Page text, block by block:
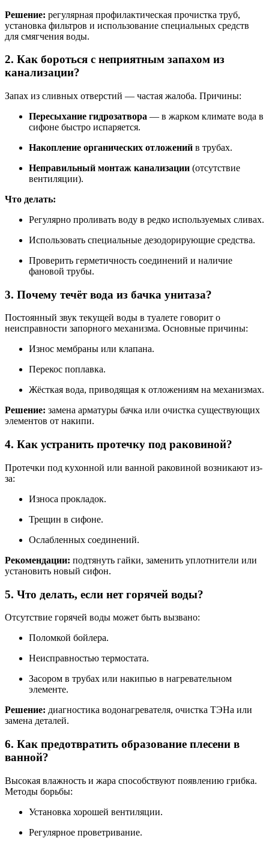
Решение: регулярная профилактическая прочистка труб,
установка фильтров и использование специальных средств
для смягчения воды.
2. Как бороться с неприятным запахом из
канализации?
Запах из сливных отверстий — частая жалоба. Причины:
Пересыхание гидрозатвора — в жарком климате вода в
сифоне быстро испаряется.
Накопление органических отложений в трубах.
Неправильный монтаж канализации (отсутствие
вентиляции).
Что делать:
Регулярно проливать воду в редко используемых сливах.
Использовать специальные дезодорирующие средства.
Проверить герметичность соединений и наличие
фановой трубы.
3. Почему течёт вода из бачка унитаза?
Постоянный звук текущей воды в туалете говорит о
неисправности запорного механизма. Основные причины:
Износ мембраны или клапана.
Перекос поплавка.
Жёсткая вода, приводящая к отложениям на механизмах.
Решение: замена арматуры бачка или очистка существующих
элементов от накипи.
4. Как устранить протечку под раковиной?
Протечки под кухонной или ванной раковиной возникают из-
за:
Износа прокладок.
Трещин в сифоне.
Ослабленных соединений.
Рекомендации: подтянуть гайки, заменить уплотнители или
установить новый сифон.
5. Что делать, если нет горячей воды?
Отсутствие горячей воды может быть вызвано:
Поломкой бойлера.
Неисправностью термостата.
Засором в трубах или накипью в нагревательном
элементе.
Решение: диагностика водонагревателя, очистка ТЭНа или
замена деталей.
6. Как предотвратить образование плесени в
ванной?
Высокая влажность и жара способствуют появлению грибка.
Методы борьбы:
Установка хорошей вентиляции.
Регулярное проветривание.